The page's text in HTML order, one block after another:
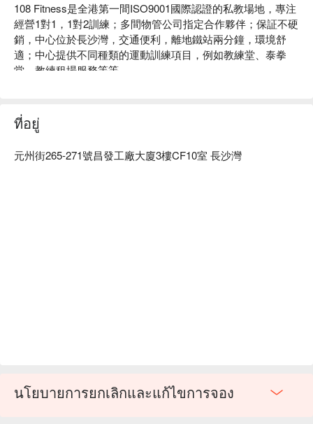
108 Fitness是全港第一間ISO9001國際認證的私教場地，專注
經營1對1，1對2訓練；多間物管公司指定合作夥伴；保証不硬
銷，中心位於長沙灣，交通便利，離地鐵站兩分鐘，環境舒
適；中心提供不同種類的運動訓練項目，例如教練堂、泰拳
堂、教練租場服務等等。
ที่อยู่
元州街265-271號昌發工廠大廈3樓CF10室 長沙灣
นโยบายการยกเลิกและแก้ไขการจอง